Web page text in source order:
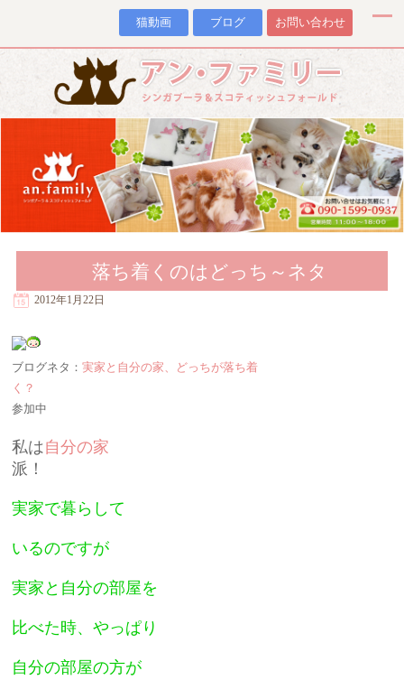
猫動画 ブログ お問い合わせ
落ち着くのはどっち～ネタ
2012年1月22日
ブログネタ：実家と自分の家、どっちが落ち着
く？
参加中
私は自分の家
派！
実家で暮らして
いるのですが
実家と自分の部屋を
比べた時、やっぱり
自分の部屋の方が